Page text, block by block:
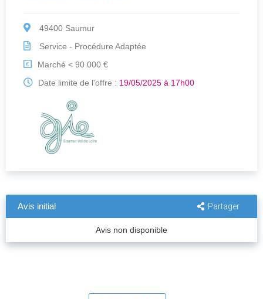
49400 Saumur
Service - Procédure Adaptée
€
Marché < 90 000 €
Date limite de l'offre : 19/05/2025 à 17h00
Avis initial Partager
Avis non disponible